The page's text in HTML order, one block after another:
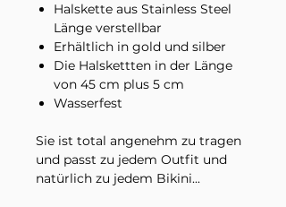
Halskette aus Stainless Steel
Länge verstellbar
Erhältlich in gold und silber
Die Halskettten in der Länge
von 45 cm plus 5 cm
Wasserfest
Sie ist total angenehm zu tragen
und passt zu jedem Outfit und
natürlich zu jedem Bikini...